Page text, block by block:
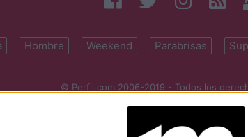
Hombre Weekend Parabrisas
© Perfil.com 2006-2019 - Todos los
perfilcom@perfil.com| Propietario: